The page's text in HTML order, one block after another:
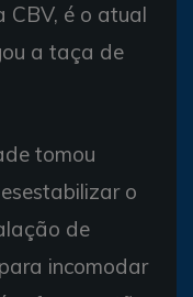
CBV, é o atual
a taça de
tomou
o
de
incomodar